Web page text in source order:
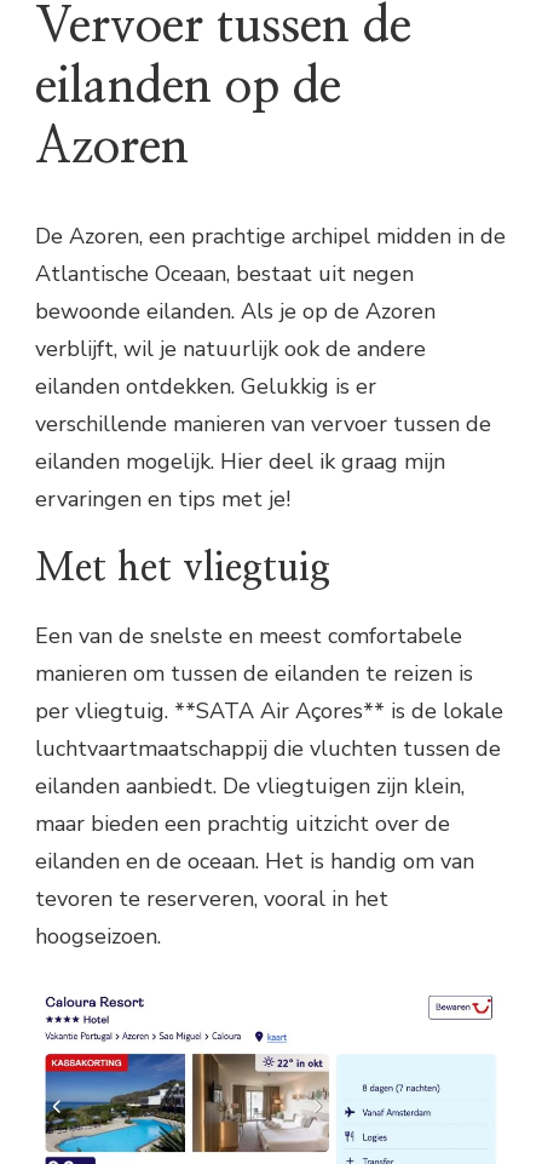
Vervoer tussen de
eilanden op de
Azoren
De Azoren, een prachtige archipel midden in de
Atlantische Oceaan, bestaat uit negen
bewoonde eilanden. Als je op de Azoren
verblijft, wil je natuurlijk ook de andere
eilanden ontdekken. Gelukkig is er
verschillende manieren van vervoer tussen de
eilanden mogelijk. Hier deel ik graag mijn
ervaringen en tips met je!
Met het vliegtuig
Een van de snelste en meest comfortabele
manieren om tussen de eilanden te reizen is
per vliegtuig. **SATA Air Açores** is de lokale
luchtvaartmaatschappij die vluchten tussen de
eilanden aanbiedt. De vliegtuigen zijn klein,
maar bieden een prachtig uitzicht over de
eilanden en de oceaan. Het is handig om van
tevoren te reserveren, vooral in het
hoogseizoen.